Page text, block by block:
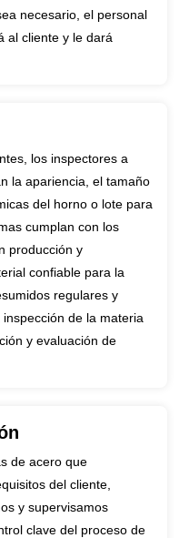
necesario, el personal
al cliente y le dará
los inspectores a
la apariencia, el tamaño
del horno o lote para
cumplan con los
producción y
confiable para la
regulares y
de la materia
y evaluación de
de acero que
del cliente,
y supervisamos
clave del proceso de